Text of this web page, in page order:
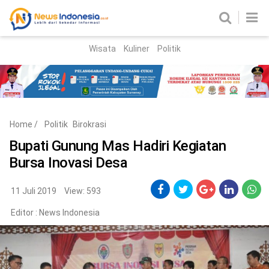
Parlemen
Nasional
Peristiwa
Hukum Kriminal
Wisata Kuliner Politik
Home / Politik Birokrasi
Bupati Gunung Mas Hadiri Kegiatan
Bursa Inovasi Desa
11 Juli 2019 View: 593
Editor : News Indonesia